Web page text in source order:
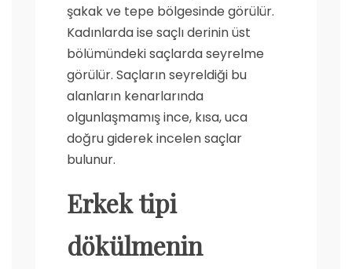
şakak ve tepe bölgesinde görülür.
Kadınlarda ise saçlı derinin üst
bölümündeki saçlarda seyrelme
görülür. Saçların seyreldiği bu
alanların kenarlarında
olgunlaşmamış ince, kısa, uca
doğru giderek incelen saçlar
bulunur.
Erkek tipi
dökülmenin